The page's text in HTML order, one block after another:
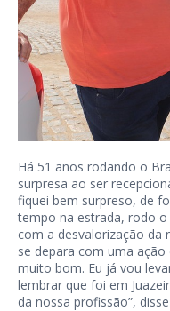
Há 51 anos rodando o
surpresa ao ser
fiquei bem surpreso, de
tempo na estrada, rodo
com a desvalorização da
se depara com uma
muito bom. Eu já vou
lembrar que foi em
da nossa profissão”,